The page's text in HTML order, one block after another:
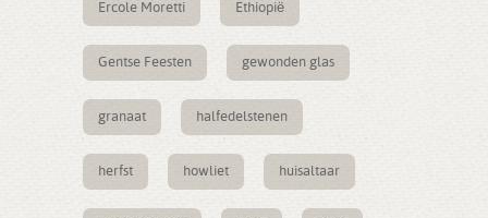
Ercole Moretti Ethiopië
Gentse Feesten gewonden glas
granaat halfedelstenen
herfst howliet huisaltaar